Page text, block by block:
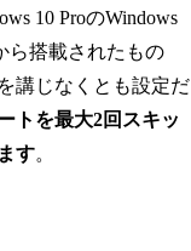
10 ProのWindows
ら搭載されたもの
講じなくとも設定だ
トを最大2回スキッ
す。